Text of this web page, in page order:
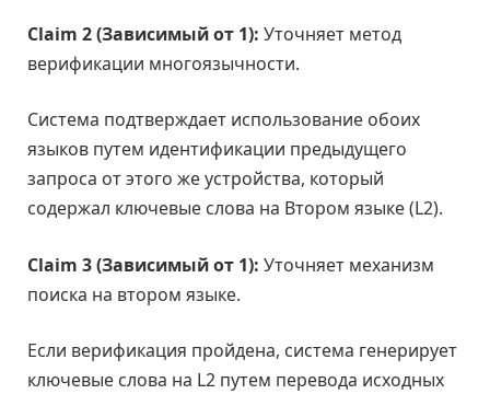
Claim 2 (Зависимый от 1): Уточняет метод
верификации многоязычности.
Система подтверждает использование обоих
языков путем идентификации предыдущего
запроса от этого же устройства, который
содержал ключевые слова на Втором языке (L2).
Claim 3 (Зависимый от 1): Уточняет механизм
поиска на втором языке.
Если верификация пройдена, система генерирует
ключевые слова на L2 путем перевода исходных